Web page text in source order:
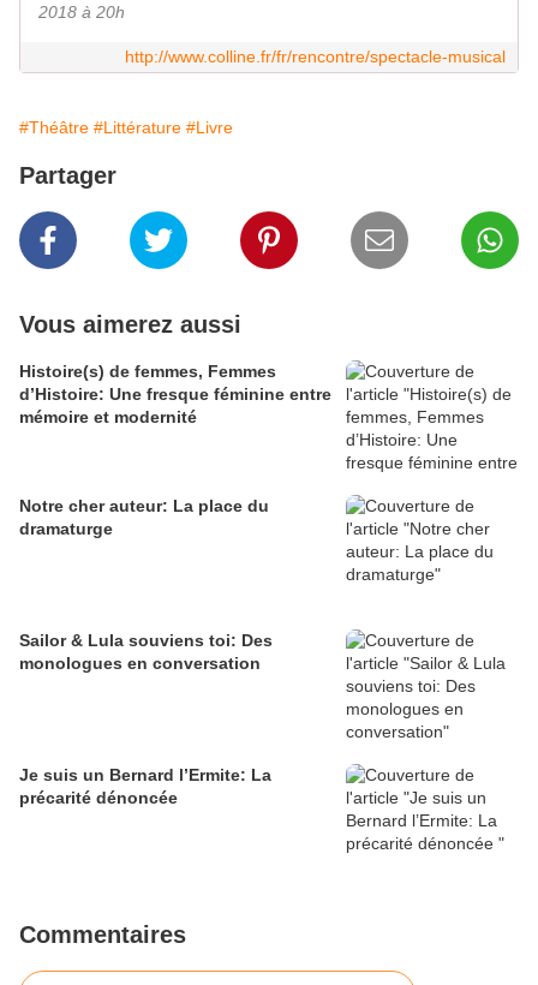
2018 à 20h
http://www.colline.fr/fr/rencontre/spectacle-musical
#Théâtre #Littérature #Livre
Partager
Vous aimerez aussi
Histoire(s) de femmes, Femmes
d’Histoire: Une fresque féminine entre
mémoire et modernité
Notre cher auteur: La place du
dramaturge
Sailor & Lula souviens toi: Des
monologues en conversation
Je suis un Bernard l’Ermite: La
précarité dénoncée
Commentaires